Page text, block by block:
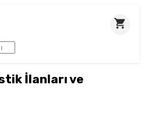
İlanları ve